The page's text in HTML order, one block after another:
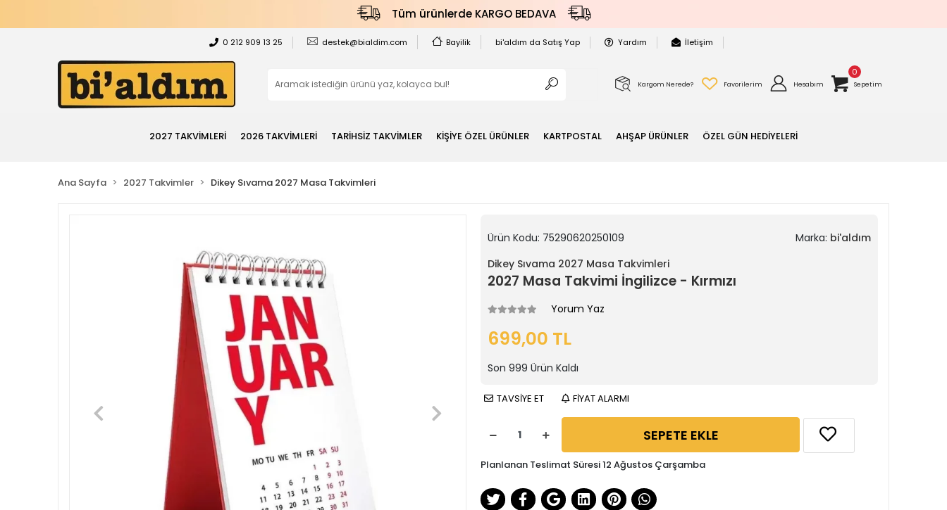
Tüm ürünlerde KARGO BEDAVA
0 212 909 13 25 destek@bialdim.com Bayilik bi'aldım da Satış Yap Yardım İletişim
Kargom Nerede? Favorilerim Hesabım
0
Sepetim
2027 TAKVİMLERİ 2026 TAKVİMLERİ TARİHSİZ TAKVİMLER KİŞİYE ÖZEL ÜRÜNLER KARTPOSTAL AHŞAP ÜRÜNLER ÖZEL GÜN HEDİYELERİ
Ana Sayfa 2027 Takvimler Dikey Sıvama 2027 Masa Takvimleri
Ürün Kodu: 75290620250109 Marka: bi'aldım
Dikey Sıvama 2027 Masa Takvimleri
2027 Masa Takvimi İngilizce - Kırmızı
Yorum Yaz
699,00 TL
Son 999 Ürün Kaldı
TAVSİYE ET FİYAT ALARMI
SEPETE EKLE
Planlanan Teslimat Süresi 12 Ağustos Çarşamba